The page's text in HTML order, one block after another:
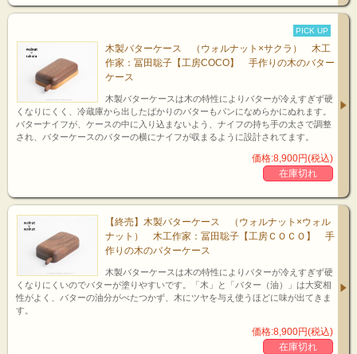
zoom up!
バターナイフは3種類
持ち手の部分に「COCO」の焼き印を施してあります。
心温まる、心地の良い、心のこもった そんな木のものを作っていこうと考えて
「心地良く、やさしく手に馴染むように」と一つ一つ、大切に、手作りしていま
生活にそっと寄り添う木の道具で心に安らぎを…をテーマに工房COCO 冨田聡
子さんは活動されてます。
PICK UP
木製バターケース （ウォルナット×サクラ） 木工
作家：冨田聡子【工房COCO】 手作りの木のバター
ケース
木製バターケースは木の特性によりバターが冷えすぎず硬
くなりにくく、冷蔵庫から出したばかりのバターもパンになめらかにぬれます。
バターナイフが、ケースの中に入り込まないよう、ナイフの持ち手の太さで調整
され、バターケースのバターの横にナイフが収まるように設計されてます。
価格:8,900円(税込)
在庫切れ
【終売】木製バターケース （ウォルナット×ウォル
ナット） 木工作家：冨田聡子【工房ＣＯＣＯ】 手
作りの木のバターケース
木製バターケースは木の特性によりバターが冷えすぎず硬
くなりにくいのでバターが塗りやすいです。「木」と「バター（油）」は大変相
性がよく、バターの油分がべたつかず、木にツヤを与え使うほどに味が出てきま
す。
価格:8,900円(税込)
在庫切れ